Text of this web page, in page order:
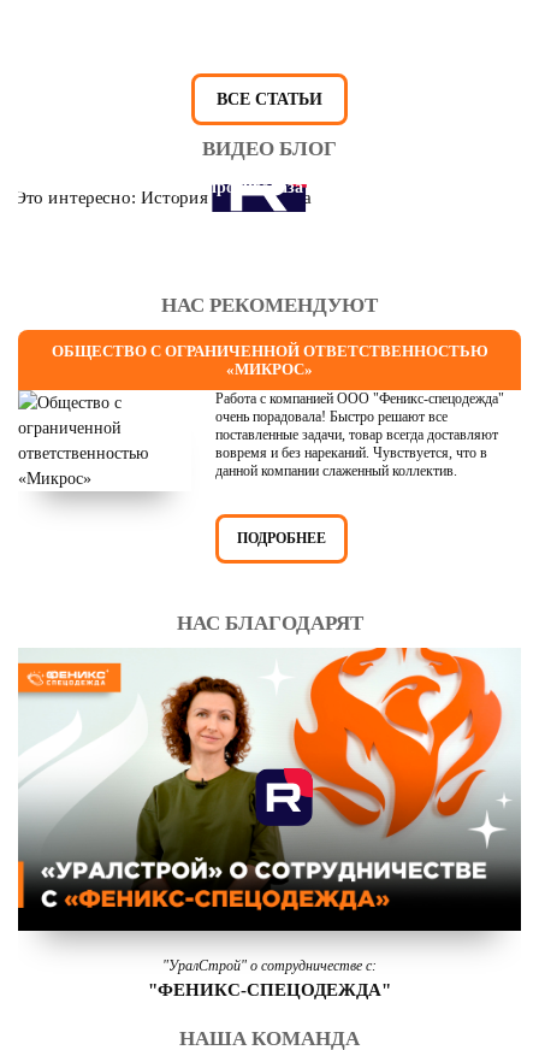
ВСЕ СТАТЬИ
ВИДЕО БЛОГ
Это интересно: История противогаза
НАС РЕКОМЕНДУЮТ
ОБЩЕСТВО С ОГРАНИЧЕННОЙ ОТВЕТСТВЕННОСТЬЮ
«МИКРОС»
Работа с компанией ООО "Феникс-спецодежда"
очень порадовала! Быстро решают все
поставленные задачи, товар всегда доставляют
вовремя и без нареканий. Чувствуется, что в
данной компании слаженный коллектив.
ПОДРОБНЕЕ
НАС БЛАГОДАРЯТ
"УралСтрой" о сотрудничестве с:
"ФЕНИКС-СПЕЦОДЕЖДА"
НАША КОМАНДА